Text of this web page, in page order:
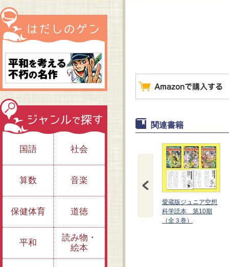
関連書籍
愛蔵版 ジュニア空想
科学読本②
愛蔵版 ジュニア空想
科学読本①
愛蔵版ジュニア空想
科学読本 第10期
（全３巻）
国語 社会
算数 音楽
保健体育 道徳
平和
読み物・
絵本